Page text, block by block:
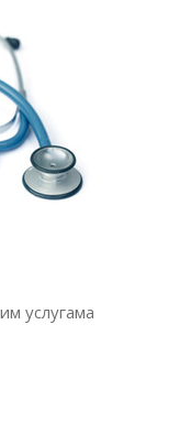
услугама